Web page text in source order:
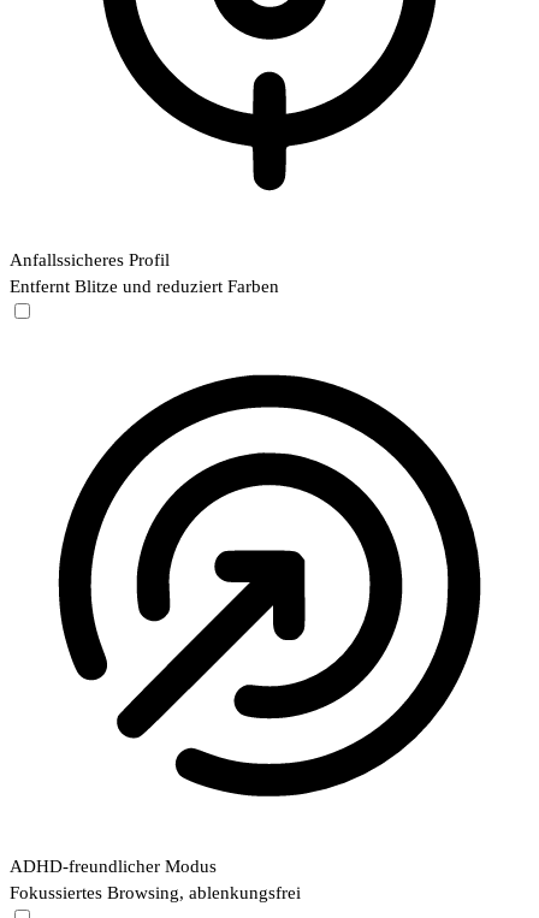
Anfallssicheres Profil
Entfernt Blitze und reduziert Farben
ADHD-freundlicher Modus
Fokussiertes Browsing, ablenkungsfrei